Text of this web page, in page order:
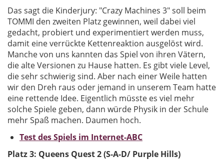
Das sagt die Kinderjury: "Crazy Machines 3" soll beim
TOMMI den zweiten Platz gewinnen, weil dabei viel
gedacht, probiert und experimentiert werden muss,
damit eine verrückte Kettenreaktion ausgelöst wird.
Manche von uns kannten das Spiel von ihren Vätern,
die alte Versionen zu Hause hatten. Es gibt viele Level,
die sehr schwierig sind. Aber nach einer Weile hatten
wir den Dreh raus oder jemand in unserem Team hatte
eine rettende Idee. Eigentlich müsste es viel mehr
solche Spiele geben, dann würde Physik in der Schule
mehr Spaß machen. Daumen hoch.
Test des Spiels im Internet-ABC
Platz 3: Queens Quest 2 (S-A-D/ Purple Hills)